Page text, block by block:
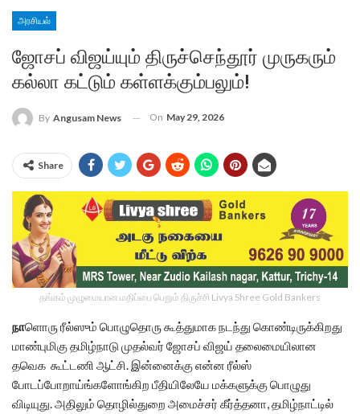
அரசியல்
ஜோசப் விஜய்யும் திருச்செந்தூர் முருகரும்
கல்லா கட்டும் கள்ளக்கும்பலும்!
By Angusam News On May 29, 2026
Share
தங்கம் முழுமையான மதிப்பை பெறும் திருச்சி Livya Shree Gold Bankers
நாளொரு ரீல்ஸும் பொழுதொரு கூத்துமாக நடந்து கொண்டிருக்கிறது
மாண்புமிகு தமிழ்நாடு முதல்வர் ஜோசப் விஜய் தலைமையிலான
தவெக கூட்டணி ஆட்சி. இன்னைக்கு என்ன ரீல்ஸ்
போடப்போறாய்ங்களோங்கிற பீதியிலேயே மக்களுக்கு பொழுது
விடியுது. அதிலும் தொழில்துறை அமைச்சர் கீர்த்தனா, தமிழ்நாட்டில்